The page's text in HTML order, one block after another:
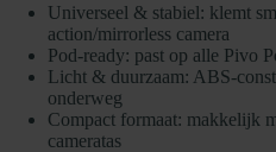
Universeel & stabiel: klemt
action/mirrorless camera
Pod-ready: past op alle Pivo
Licht & duurzaam: ABS-
onderweg
Compact formaat: makkelijk
cameratas